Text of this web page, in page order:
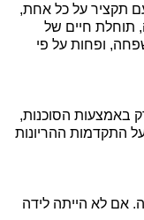
עם תקציר על כל אחת,
תוחלת חיים של
ופחות על פי
באמצעות הסוכנות,
התקדמות ההריונות
אם לא הייתה לידה